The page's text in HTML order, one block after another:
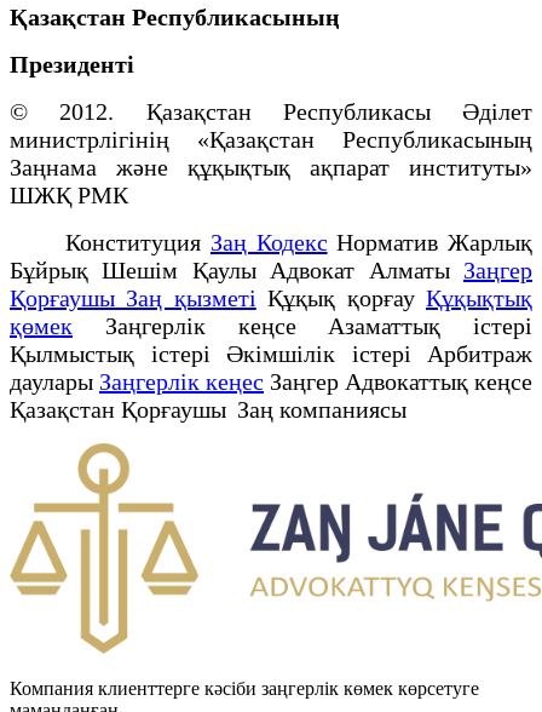
Қазақстан Республикасының
Президенті
© 2012. Қазақстан Республикасы Әділет
министрлігінің «Қазақстан Республикасының
Заңнама және құқықтық ақпарат институты»
ШЖҚ РМК
Конституция Заң Кодекс Норматив Жарлық
Бұйрық Шешім Қаулы Адвокат Алматы Заңгер
Қорғаушы Заң қызметі Құқық қорғауҚұқықтық
қөмек Заңгерлік кеңсе Азаматтық істері
Қылмыстық істері Әкімшілік істері Арбитраж
даулары Заңгерлік кеңес Заңгер Адвокаттық кеңсе
Қазақстан Қорғаушы Заң компаниясы
Компания клиенттерге кәсіби заңгерлік көмек көрсетуге